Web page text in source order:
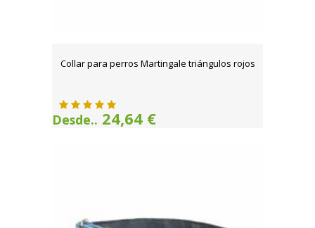
Collar para perros Martingale triángulos rojos
Desde.. 24,64 €